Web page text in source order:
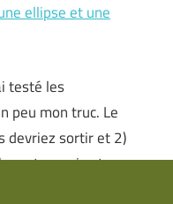
ellipse et une
testé les
peu mon truc. Le
devriez sortir et 2)
et ce qui est